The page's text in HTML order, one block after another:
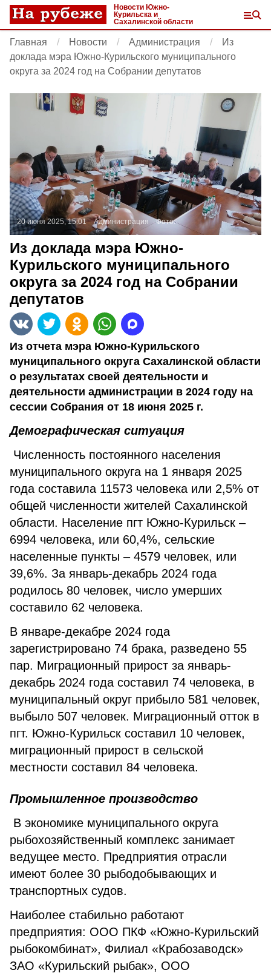
Новости Южно-
Курильска и
Сахалинской области
Главная Новости Администрация
Из
доклада мэра Южно-Курильского муниципального
округа за 2024 год на Собрании депутатов
20 июня 2025, 15:01 Администрация Фото:
Из доклада мэра Южно-
Курильского муниципального
округа за 2024 год на Собрании
депутатов
Из отчета мэра Южно-Курильского
муниципального округа Сахалинской области
о результатах своей деятельности и
деятельности администрации в 2024 году на
сессии Собрания от 18 июня 2025 г.
Демографическая ситуация
Численность постоянного населения
муниципального округа на 1 января 2025
года составила 11573 человека или 2,5% от
общей численности жителей Сахалинской
области. Население пгт Южно-Курильск –
6994 человека, или 60,4%, сельские
населенные пункты – 4579 человек, или
39,6%. За январь-декабрь 2024 года
родилось 80 человек, число умерших
составило 62 человека.
В январе-декабре 2024 года
зарегистрировано 74 брака, разведено 55
пар. Миграционный прирост за январь-
декабрь 2024 года составил 74 человека, в
муниципальный округ прибыло 581 человек,
выбыло 507 человек. Миграционный отток в
пгт. Южно-Курильск составил 10 человек,
миграционный прирост в сельской
местности составил 84 человека.
Промышленное производство
В экономике муниципального округа
рыбохозяйственный комплекс занимает
ведущее место. Предприятия отрасли
имеют более 30 рыбодобывающих и
транспортных судов.
Наиболее стабильно работают
предприятия: ООО ПКФ «Южно-Курильский
рыбокомбинат», Филиал «Крабозаводск»
ЗАО «Курильский рыбак», ООО